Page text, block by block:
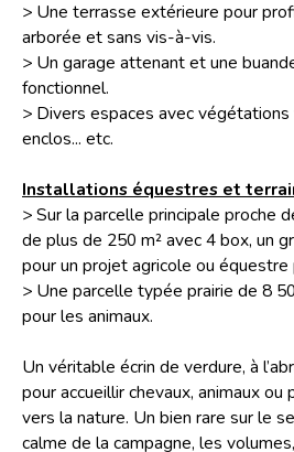
> Une terrasse extérieure pour
arborée et sans vis-à-vis.
> Un garage attenant et une
fonctionnel.
> Divers espaces avec végétations
enclos... etc.
Installations équestres et
> Sur la parcelle principale proche
de plus de 250 m² avec 4 box, un
pour un projet agricole ou équestre
> Une parcelle typée prairie de 8
pour les animaux.
Un véritable écrin de verdure, à
pour accueillir chevaux, animaux
vers la nature. Un bien rare sur le
calme de la campagne, les